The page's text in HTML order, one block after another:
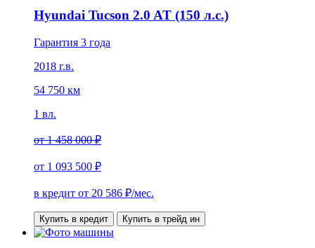
Hyundai Tucson 2.0 AT (150 л.с.)
Гарантия 3 года
2018 г.в.
54 750 км
1 вл.
от1 458 000 ₽
от 1 093 500 ₽
в кредит от 20 586 ₽/мес.
Купить в кредит Купить в трейд ин